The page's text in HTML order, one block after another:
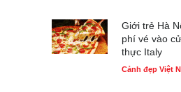
Giới trẻ Hà
phí vé vào
thực Italy
Cảnh đẹp Việt